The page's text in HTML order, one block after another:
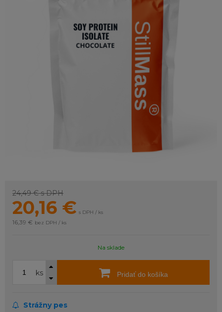
24,49 €s DPH
20,16 € s DPH / ks
16,39 € bez DPH / ks
Na sklade
ks Pridať do košíka
Strážny pes